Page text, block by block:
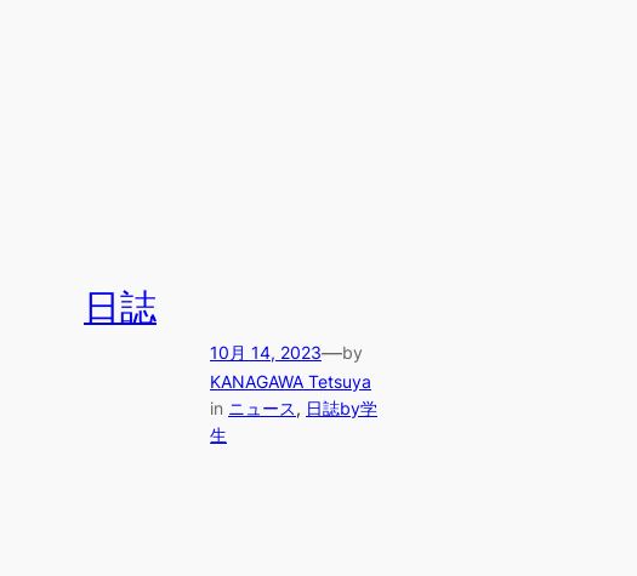
日誌
10月 14, 2023—by
KANAGAWA Tetsuya
in ニュース, 日誌by学
生